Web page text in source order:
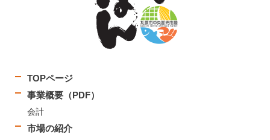
TOPページ
事業概要（PDF）
会計
市場の紹介